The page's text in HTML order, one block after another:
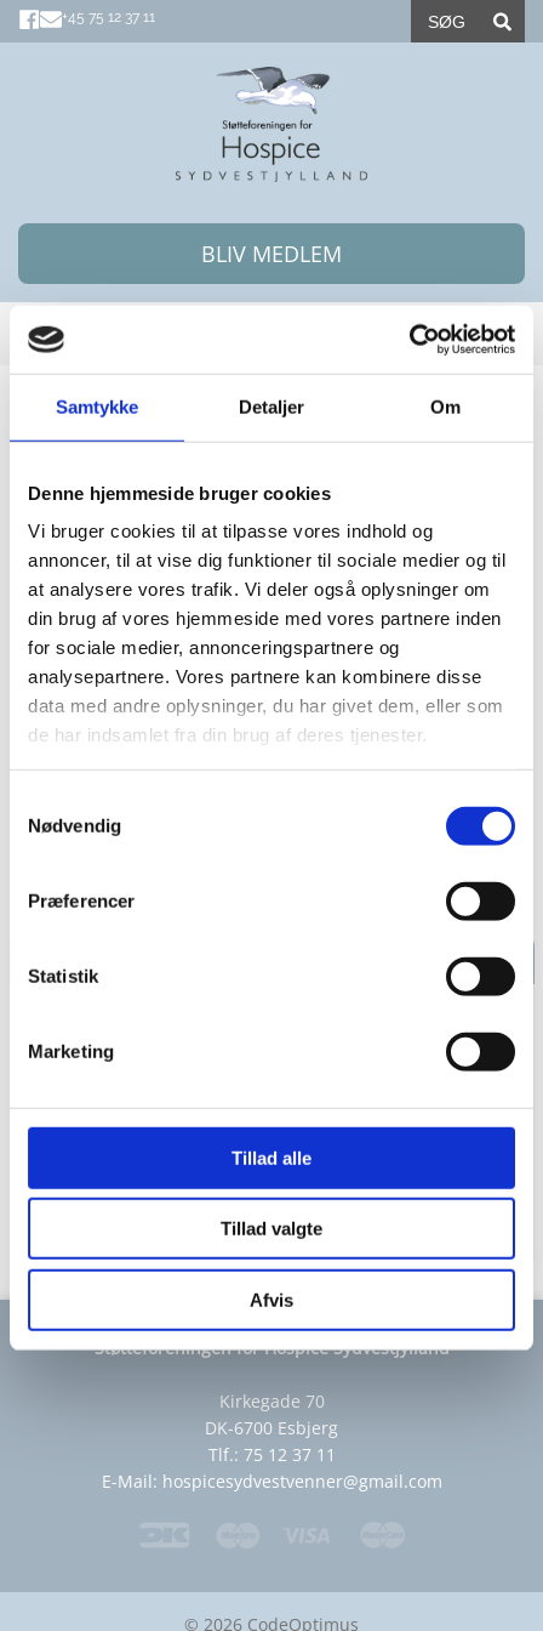
Samtykke Detaljer Om
Denne hjemmeside bruger cookies
Vi bruger cookies til at tilpasse vores indhold og
annoncer, til at vise dig funktioner til sociale medier og til
at analysere vores trafik. Vi deler også oplysninger om
din brug af vores hjemmeside med vores partnere inden
for sociale medier, annonceringspartnere og
analysepartnere. Vores partnere kan kombinere disse
data med andre oplysninger, du har givet dem, eller som
de har indsamlet fra din brug af deres tjenester.
Nødvendig
Præferencer
Statistik
Marketing
Tillad alle
Tillad valgte
Afvis
+45 75 12 37 11
BLIV MEDLEM
VEDTÆGTER
Bestyrelsen
medlemmer
Formand:
Gertie Baungaard, Esbjerg
Næstformand:
Freddy Christensen, Fanø
Kasserer:
Christian Bendixen, Esbjerg
Anna Marie Rhod, Esbjerg
Kirstine Hansen, Esbjerg
Majbritt Franzen, Esbjerg
Martin Fog Eckhaus, Varde
Tom Arnt Thorup, Varde
Støtteforeningen for Hospice Sydvestjylland
Kirkegade 70
DK-6700 Esbjerg
Tlf.: 75 12 37 11
E-Mail: hospicesydvestvenner@gmail.com
© 2026 CodeOptimus